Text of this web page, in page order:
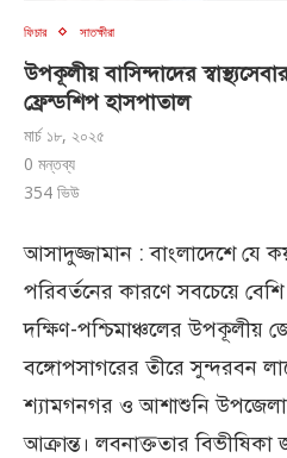
ফিচার সাতক্ষীরা
উপকূলীয় বাসিন্দাদের
ফ্রেন্ডশিপ হাসপাতাল
মার্চ ১৮, ২০২৫
0 মন্তব্য
354 ভিউ
আসাদুজ্জামান : বাংলাদেশে যে
পরিবর্তনের কারণে সবচেয়ে
দক্ষিণ-পশ্চিমাঞ্চলের উপকূলীয়
বঙ্গোপসাগরের তীরে সুন্দরবন
শ্যামগনগর ও আশাশুনি
আক্রান্ত। লবনাক্ততার